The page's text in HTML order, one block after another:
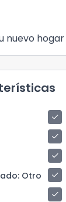
nuevo hogar
check
check
check
: Otro check
check